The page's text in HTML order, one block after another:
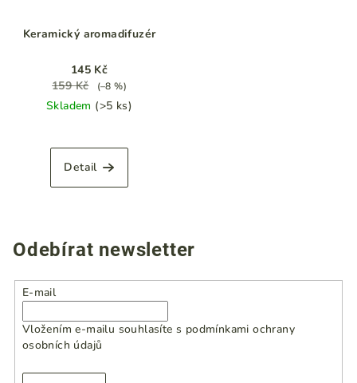
Keramický aromadifuzér
145 Kč
159 Kč
(–8 %)
Skladem (>5 ks)
Detail
Odebírat newsletter
E-mail
Vložením e-mailu souhlasíte s podmínkami ochrany
osobních údajů